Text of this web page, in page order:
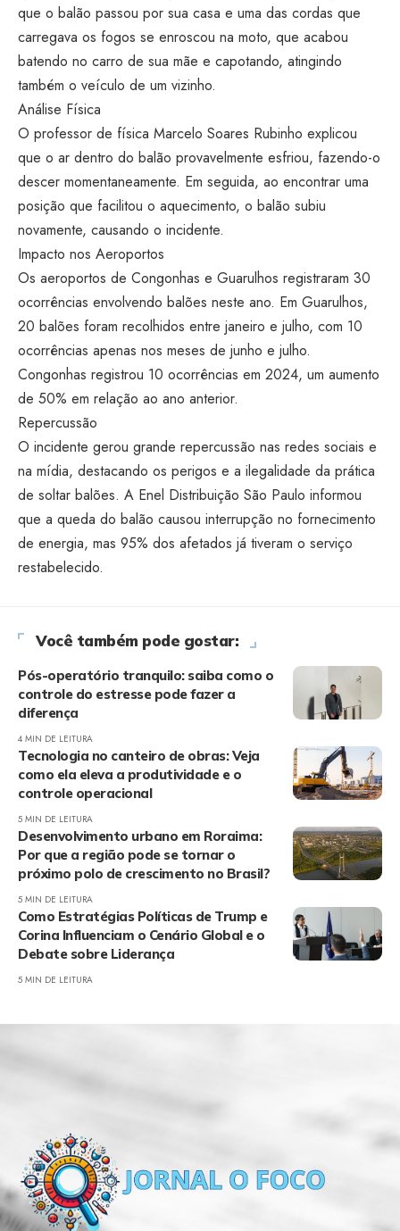
que o balão passou por sua casa e uma das cordas que
carregava os fogos se enroscou na moto, que acabou
batendo no carro de sua mãe e capotando, atingindo
também o veículo de um vizinho.
Análise Física
O professor de física Marcelo Soares Rubinho explicou
que o ar dentro do balão provavelmente esfriou, fazendo-o
descer momentaneamente. Em seguida, ao encontrar uma
posição que facilitou o aquecimento, o balão subiu
novamente, causando o incidente.
Impacto nos Aeroportos
Os aeroportos de Congonhas e Guarulhos registraram 30
ocorrências envolvendo balões neste ano. Em Guarulhos,
20 balões foram recolhidos entre janeiro e julho, com 10
ocorrências apenas nos meses de junho e julho.
Congonhas registrou 10 ocorrências em 2024, um aumento
de 50% em relação ao ano anterior.
Repercussão
O incidente gerou grande repercussão nas redes sociais e
na mídia, destacando os perigos e a ilegalidade da prática
de soltar balões. A Enel Distribuição São Paulo informou
que a queda do balão causou interrupção no fornecimento
de energia, mas 95% dos afetados já tiveram o serviço
restabelecido.
Você também pode gostar:
Pós-operatório tranquilo: saiba como o
controle do estresse pode fazer a
diferença
4 MIN DE LEITURA
Tecnologia no canteiro de obras: Veja
como ela eleva a produtividade e o
controle operacional
5 MIN DE LEITURA
Desenvolvimento urbano em Roraima:
Por que a região pode se tornar o
próximo polo de crescimento no Brasil?
5 MIN DE LEITURA
Como Estratégias Políticas de Trump e
Corina Influenciam o Cenário Global e o
Debate sobre Liderança
5 MIN DE LEITURA